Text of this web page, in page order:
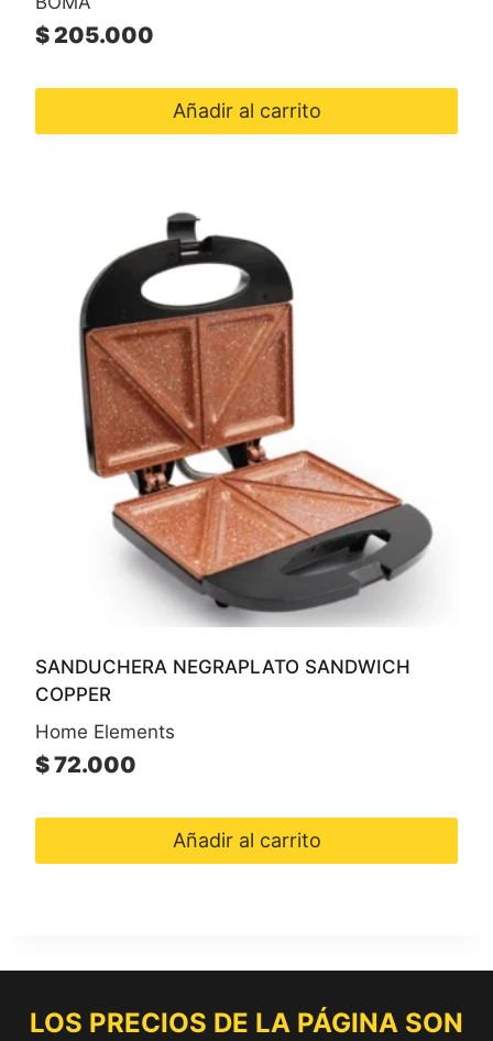
$205.000
Añadir al carrito
SANDUCHERA NEGRAPLATO SANDWICH
COPPER
Home Elements
$72.000
Añadir al carrito
LOS PRECIOS DE LA PÁGINA SON